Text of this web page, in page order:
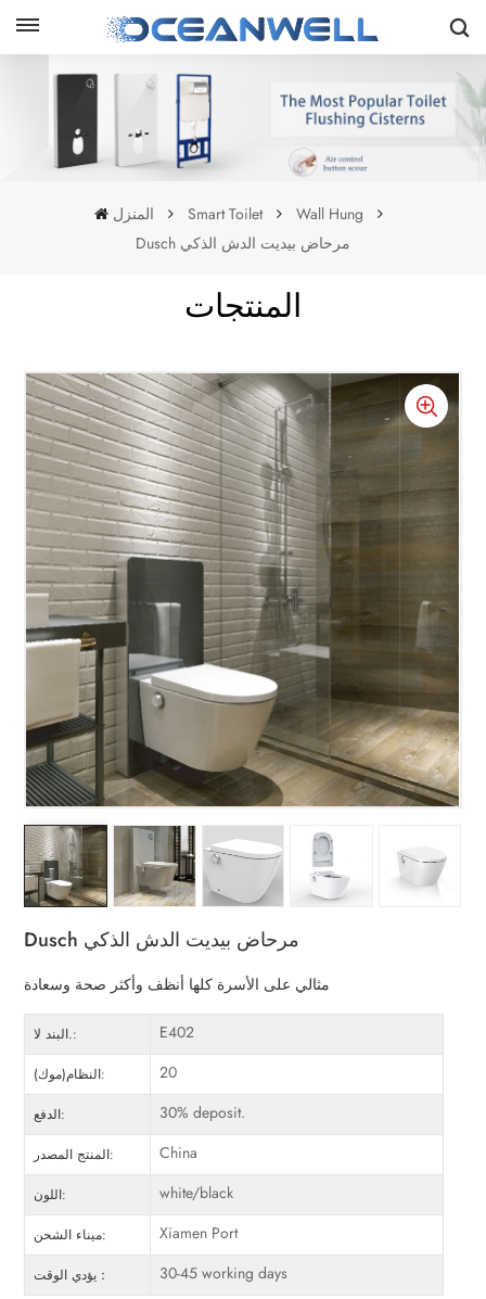
المنزل Smart Toilet
Wall Hung
Dusch مرحاض بيديت الدش الذكي
المنتجات
Dusch مرحاض بيديت الدش الذكي
مثالي على الأسرة كلها أنظف وأكثر صحة وسعادة
البند لا.: E402
النظام(موك): 20
الدفع: 30% deposit.
المنتج المصدر: China
اللون: white/black
ميناء الشحن: Xiamen Port
يؤدي الوقت： 30-45 working days